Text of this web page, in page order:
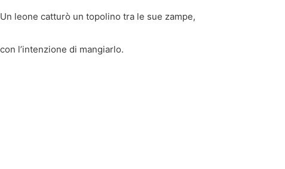
Un leone catturò un topolino tra le sue zampe,
con l’intenzione di mangiarlo.